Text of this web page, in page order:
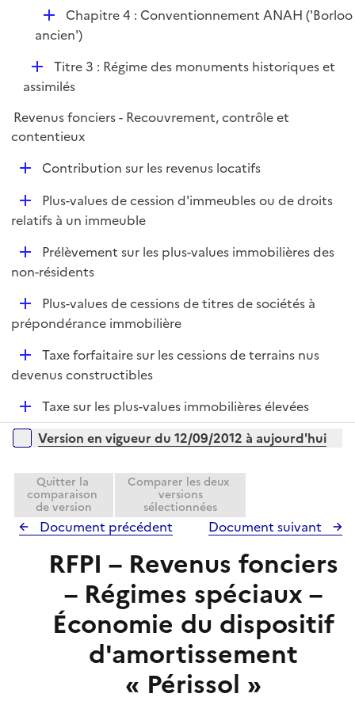
r
D
é
l
i
r
Chapitre 4 : Conventionnement ANAH ('Borloo
ancien')
D
é
l
i
e
Titre 3 : Régime des monuments historiques et
assimilés
Revenus fonciers - Recouvrement, contrôle et
contentieux
D
l
Contribution sur les revenus locatifs
D
é
i
Plus-values de cession d'immeubles ou de droits
relatifs à un immeuble
D
é
i
Prélèvement sur les plus-values immobilières des
non-résidents
D
é
i
Plus-values de cessions de titres de sociétés à
prépondérance immobilière
D
é
e
r
Taxe forfaitaire sur les cessions de terrains nus
devenus constructibles
D
é
p
e
r
Taxe sur les plus-values immobilières élevées
Versions sur la période
Version en vigueur du 12/09/2012 à aujourd'hui
Quitter la
comparaison
de version
Comparer les deux
versions
sélectionnées
Document précédent Document suivant
RFPI – Revenus fonciers
– Régimes spéciaux –
Économie du dispositif
d'amortissement
« Périssol »